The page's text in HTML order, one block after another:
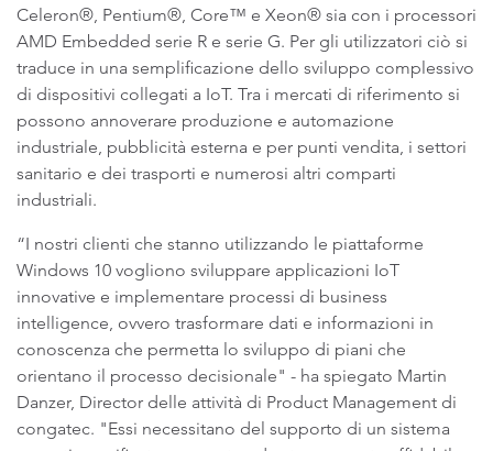
Celeron®, Pentium®, Core™ e Xeon® sia con i processori
AMD Embedded serie R e serie G. Per gli utilizzatori ciò si
traduce in una semplificazione dello sviluppo complessivo
di dispositivi collegati a IoT. Tra i mercati di riferimento si
possono annoverare produzione e automazione
industriale, pubblicità esterna e per punti vendita, i settori
sanitario e dei trasporti e numerosi altri comparti
industriali.
“I nostri clienti che stanno utilizzando le piattaforme
Windows 10 vogliono sviluppare applicazioni IoT
innovative e implementare processi di business
intelligence, ovvero trasformare dati e informazioni in
conoscenza che permetta lo sviluppo di piani che
orientano il processo decisionale" - ha spiegato Martin
Danzer, Director delle attività di Product Management di
congatec. "Essi necessitano del supporto di un sistema